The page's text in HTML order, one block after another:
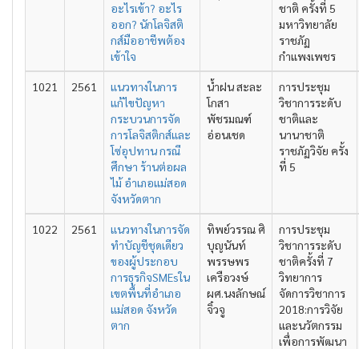
อะไรเข้า? อะไร
ออก? นักโลจิสติ
กส์มืออาชีพต้อง
เข้าใจ
ชาติ ครั้งที่ 5
มหาวิทยาลัย
ราชภัฏ
กำแพงเพชร
1021 2561
แนวทางในการ
แก้ไขปัญหา
กระบวนการจัด
การโลจิสติกส์และ
โซ่อุปทาน กรณี
ศึกษา ร้านต่อผล
ไม้ อำเภอแม่สอด
จังหวัดตาก
น้ำฝน สะละ
โกสา
พัชรมณฑ์
อ่อนเชด
การประชุม
วิชาการระดับ
ชาติและ
นานาชาติ
ราชภัฏวิจัย ครั้ง
ที่ 5
1022 2561
แนวทางในการจัด
ทำบัญชีชุดเดียว
ของผู้ประกอบ
การธุรกิจSMEsใน
เขตพื้นที่อำเภอ
แม่สอด จังหวัด
ตาก
ทิพย์วรรณ ศิ
บุญนันท์
พรรษพร
เครือวงษ์
ผศ.นงลักษณ์
จิ๋วจู
การประชุม
วิชาการระดับ
ชาติครั้งที่ 7
วิทยาการ
จัดการวิชาการ
2018:การวิจัย
และนวัตกรรม
เพื่อการพัฒนา